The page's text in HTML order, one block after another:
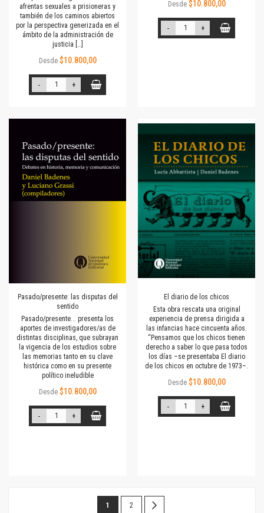
afrentas sexuales a prisioneras y
también de los caminos abiertos
por la perspectiva generizada en el
ámbito de la administración de
justicia […]
Desde $10.800,00
- +
Desde $10.800,00
- +
Pasado/presente: las disputas del
sentido
Pasado/presente... presenta los
aportes de investigadores/as de
distintas disciplinas, que subrayan
la vigencia de los estudios sobre
las memorias tanto en su clave
histórica como en su presente
político ineludible
Desde $10.800,00
- +
El diario de los chicos
Esta obra rescata una original
experiencia de prensa dirigida a
las infancias hace cincuenta años.
“Pensamos que los chicos tienen
derecho a saber lo que pasa todos
los días –se presentaba El diario
de los chicos en octubre de 1973–.
Desde $10.800,00
- +
Página
Estás
1 Página
2